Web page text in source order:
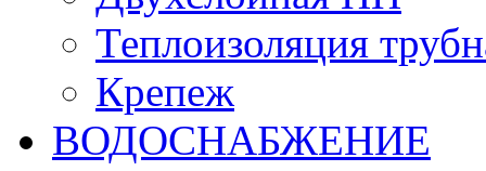
Теплоизоляция
Крепеж
ВОДОСНАБЖЕНИЕ